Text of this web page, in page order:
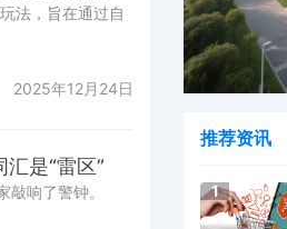
法，旨在通过自
2025年12月24日
是“雷区”
响了警钟。
推荐资讯
1